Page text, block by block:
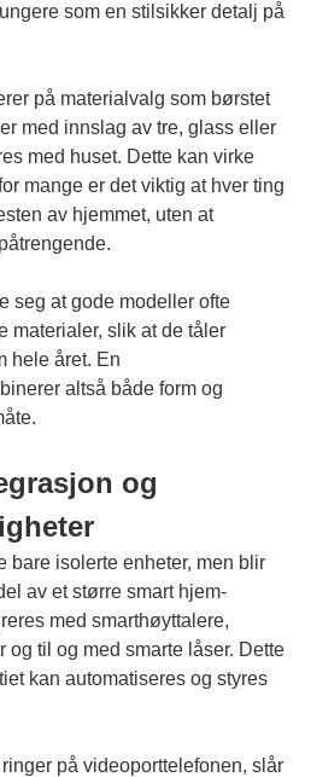
som en stilsikker detalj på
på materialvalg som børstet
med innslag av tre, glass eller
med huset. Dette kan virke
mange er det viktig at hver ting
av hjemmet, uten at
seg at gode modeller ofte
materialer, slik at de tåler
hele året. En
altså både form og
og
bare isolerte enheter, men blir
av et større smart hjem-
med smarthøyttalere,
og til og med smarte låser. Dette
kan automatiseres og styres
på videoporttelefonen, slår